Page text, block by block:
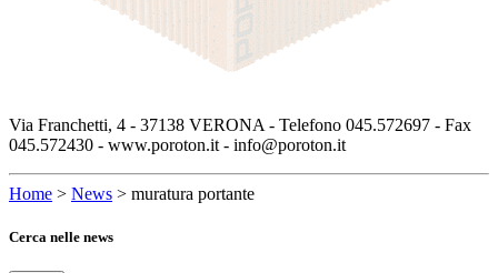
Via Franchetti, 4 - 37138 VERONA - Telefono 045.572697 - Fax
045.572430 - www.poroton.it - info@poroton.it
Home > News > muratura portante
Cerca nelle news